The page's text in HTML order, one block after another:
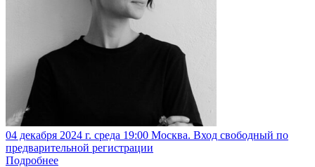
04 декабря 2024 г. среда 19:00 Москва. Вход свободный по
предварительной регистрации
Подробнее